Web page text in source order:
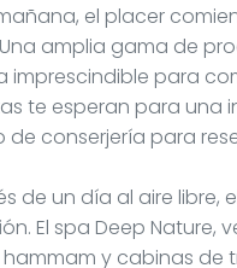
el placer
amplia gama de
imprescindible para
te esperan para una
de conserjería para
de un día al aire
El spa Deep Nature,
y cabinas de